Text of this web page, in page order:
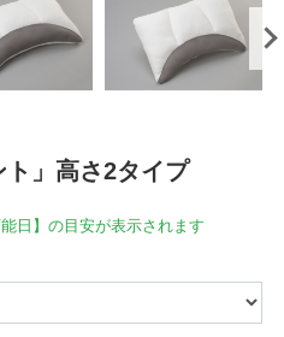
」高さ2タイプ
日】の目安が表示されます